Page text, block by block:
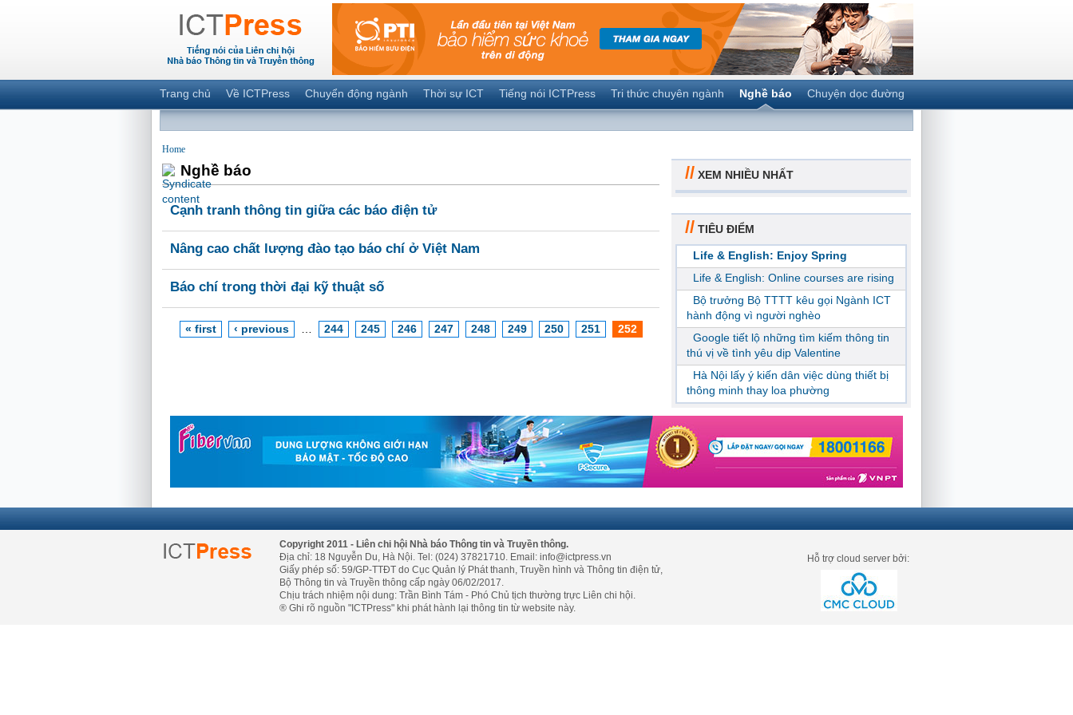
Trang chủ Về ICTPress Chuyển động ngành Thời sự ICT Tiếng nói ICTPress Tri thức chuyên ngành Nghề báo Chuyện dọc đường
Home
Nghề báo
Cạnh tranh thông tin giữa các báo điện tử
Nâng cao chất lượng đào tạo báo chí ở Việt Nam
Báo chí trong thời đại kỹ thuật số
« first ‹ previous 244 245 246 247 248 249 250 251 252
// XEM NHIỀU NHẤT
// TIÊU ĐIỂM
Life & English: Enjoy Spring
Life & English: Online courses are rising
Bộ trưởng Bộ TTTT kêu gọi Ngành ICT
hành động vì người nghèo
Google tiết lộ những tìm kiếm thông tin
thú vị về tình yêu dịp Valentine
Hà Nội lấy ý kiến dân việc dùng thiết bị
thông minh thay loa phường
Copyright 2011 - Liên chi hội Nhà báo Thông tin và Truyền thông.
Địa chỉ: 18 Nguyễn Du, Hà Nội. Tel: (024) 37821710. Email: info@ictpress.vn
Giấy phép số: 59/GP-TTĐT do Cục Quản lý Phát thanh, Truyền hình và Thông tin điện tử,
Bộ Thông tin và Truyền thông cấp ngày 06/02/2017.
Chịu trách nhiệm nội dung: Trần Bình Tám - Phó Chủ tịch thường trực Liên chi hội.
® Ghi rõ nguồn "ICTPress" khi phát hành lại thông tin từ website này.
Hỗ trợ cloud server bởi: